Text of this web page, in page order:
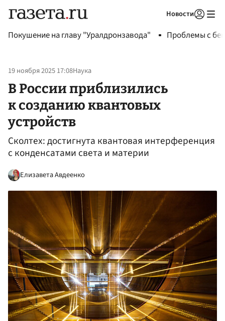
Новости
Покушение на главу "Уралдронзавода" Проблемы с
19 ноября 2025 17:08Наука
В России приблизились
к созданию квантовых
устройств
Сколтех: достигнута квантовая интерференция
с конденсатами света и материи
Елизавета Авдеенко